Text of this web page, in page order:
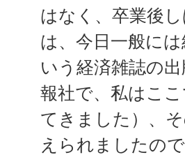
はなく、卒業後
は、今日一般に
いう経済雑誌の
報社で、私はこ
てきました）、
えられましたの